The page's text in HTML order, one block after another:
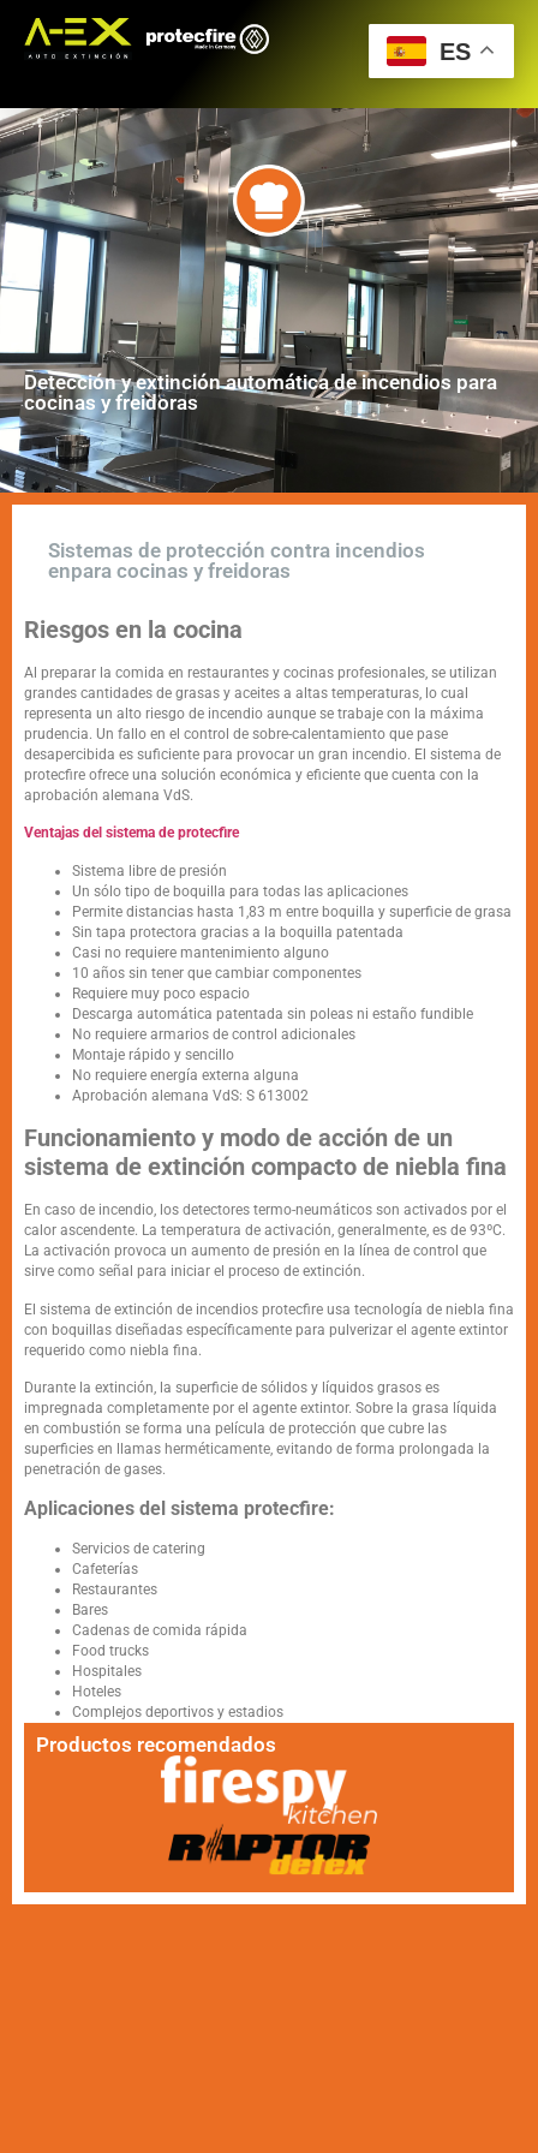
Detección y extinción automática de incendios para
cocinas y freidoras
Sistemas de protección contra incendios
enpara cocinas y freidoras
Riesgos en la cocina
Al preparar la comida en restaurantes y cocinas profesionales, se utilizan
grandes cantidades de grasas y aceites a altas temperaturas, lo cual
representa un alto riesgo de incendio aunque se trabaje con la máxima
prudencia. Un fallo en el control de sobre-calentamiento que pase
desapercibida es suficiente para provocar un gran incendio. El sistema de
protecfire ofrece una solución económica y eficiente que cuenta con la
aprobación alemana VdS.
Ventajas del sistema de protecfire
Sistema libre de presión
Un sólo tipo de boquilla para todas las aplicaciones
Permite distancias hasta 1,83 m entre boquilla y superficie de grasa
Sin tapa protectora gracias a la boquilla patentada
Casi no requiere mantenimiento alguno
10 años sin tener que cambiar componentes
Requiere muy poco espacio
Descarga automática patentada sin poleas ni estaño fundible
No requiere armarios de control adicionales
Montaje rápido y sencillo
No requiere energía externa alguna
Aprobación alemana VdS: S 613002
Funcionamiento y modo de acción de un
sistema de extinción compacto de niebla fina
En caso de incendio, los detectores termo-neumáticos son activados por el
calor ascendente. La temperatura de activación, generalmente, es de 93ºC.
La activación provoca un aumento de presión en la línea de control que
sirve como señal para iniciar el proceso de extinción.
El sistema de extinción de incendios protecfire usa tecnología de niebla fina
con boquillas diseñadas específicamente para pulverizar el agente extintor
requerido como niebla fina.
Durante la extinción, la superficie de sólidos y líquidos grasos es
impregnada completamente por el agente extintor. Sobre la grasa líquida
en combustión se forma una película de protección que cubre las
superficies en llamas herméticamente, evitando de forma prolongada la
penetración de gases.
Aplicaciones del sistema protecfire:
Servicios de catering
Cafeterías
Restaurantes
Bares
Cadenas de comida rápida
Food trucks
Hospitales
Hoteles
Complejos deportivos y estadios
Productos recomendados
ES